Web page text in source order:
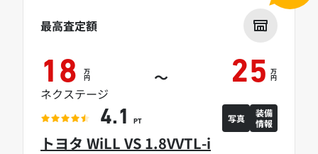
トヨタ WiLL VS 1.8VVTL-i
最高査定額
18 万
円 ～ 25 万
円
ネクステージ
4.1 PT 写真
装備
情報